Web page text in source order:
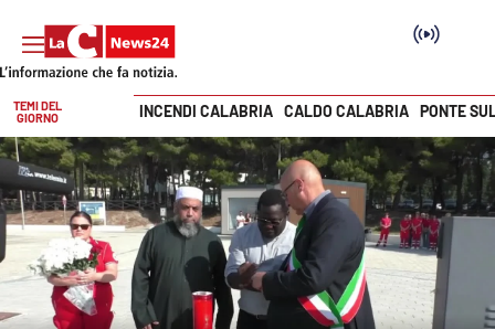
SEZIONI
Cronaca
Politica
Vai
TEMI DEL
GIORNO
INCENDI CALABRIA CALDO CALABRIA PONTE